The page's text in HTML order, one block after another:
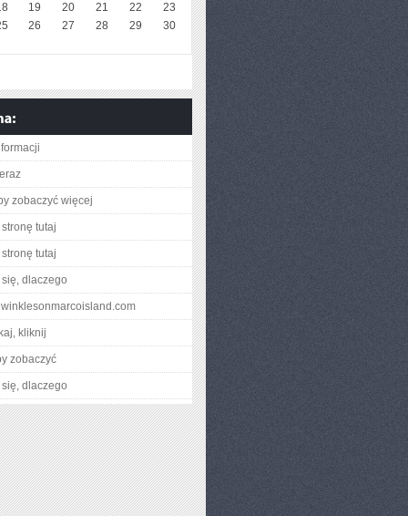
19 20 21 22
23
26 27 28 29 30
zobaczyć więcej
tutaj
tutaj
dlaczego
kliknij
zobaczyć
dlaczego